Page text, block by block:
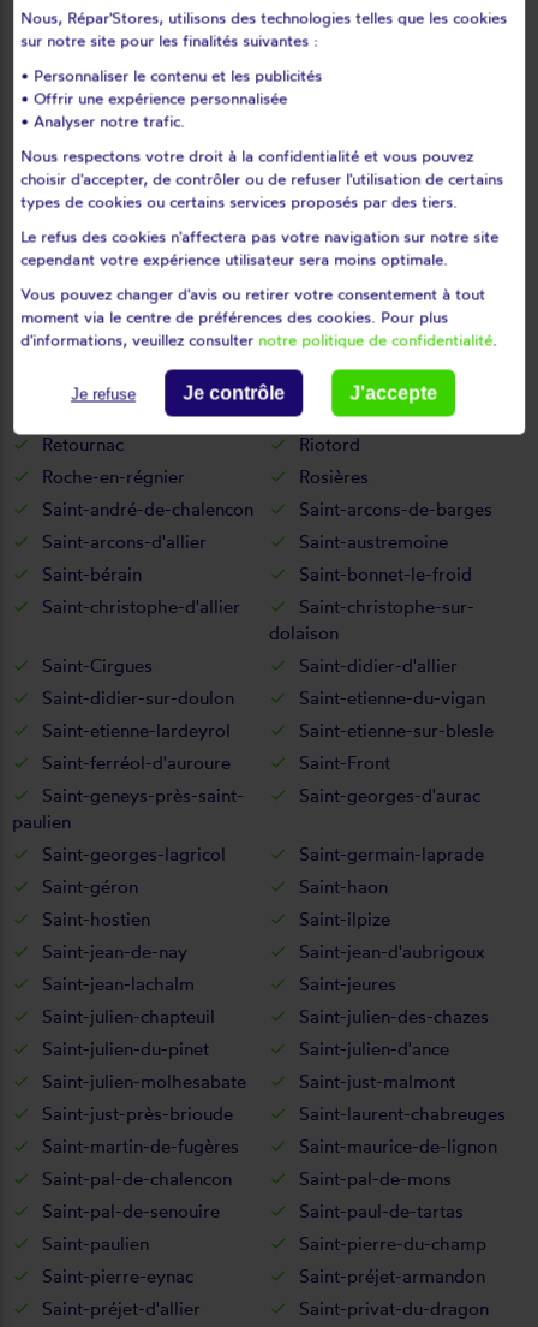
Malvalette
Malvières
Mazerat-aurouze
Mazet-saint-voy
Mazeyrat-d'allier
Mercoeur
Mézères
Monistrol-sur-loire
Monlet
Montclard
Montfaucon-en-velay
Montusclat
Moudeyres
Ouides
Pinols
Polignac
Pont-salomon
Prades
Queyrières
Rauret
Retournac
Riotord
Roche-en-régnier
Rosières
Saint-andré-de-chalencon
Saint-arcons-de-barges
Saint-arcons-d'allier
Saint-austremoine
Saint-bérain
Saint-bonnet-le-froid
Saint-christophe-d'allier
Saint-christophe-sur-
dolaison
Saint-Cirgues
Saint-didier-d'allier
Saint-didier-sur-doulon
Saint-etienne-du-vigan
Saint-etienne-lardeyrol
Saint-etienne-sur-blesle
Saint-ferréol-d'auroure
Saint-Front
Saint-geneys-près-saint-
paulien
Saint-georges-d'aurac
Saint-georges-lagricol
Saint-germain-laprade
Saint-géron
Saint-haon
Saint-hostien
Saint-ilpize
Saint-jean-de-nay
Saint-jean-d'aubrigoux
Saint-jean-lachalm
Saint-jeures
Saint-julien-chapteuil
Saint-julien-des-chazes
Saint-julien-du-pinet
Saint-julien-d'ance
Saint-julien-molhesabate
Saint-just-malmont
Saint-just-près-brioude
Saint-laurent-chabreuges
Saint-martin-de-fugères
Saint-maurice-de-lignon
Saint-pal-de-chalencon
Saint-pal-de-mons
Saint-pal-de-senouire
Saint-paul-de-tartas
Saint-paulien
Saint-pierre-du-champ
Saint-pierre-eynac
Saint-préjet-armandon
Saint-préjet-d'allier
Saint-privat-du-dragon
Nous, Répar'Stores, utilisons des technologies telles que les cookies
sur notre site pour les finalités suivantes :
• Personnaliser le contenu et les publicités
• Offrir une expérience personnalisée
• Analyser notre trafic.
Nous respectons votre droit à la confidentialité et vous pouvez
choisir d'accepter, de contrôler ou de refuser l'utilisation de certains
types de cookies ou certains services proposés par des tiers.
Le refus des cookies n'affectera pas votre navigation sur notre site
cependant votre expérience utilisateur sera moins optimale.
Vous pouvez changer d'avis ou retirer votre consentement à tout
moment via le centre de préférences des cookies. Pour plus
d'informations, veuillez consulter notre politique de confidentialité.
Je refuse Je contrôle J'accepte